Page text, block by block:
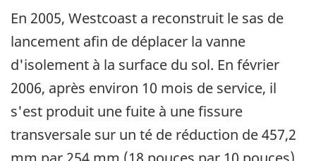
En 2005, Westcoast a reconstruit le sas de
lancement afin de déplacer la vanne
d'isolement à la surface du sol. En février
2006, après environ 10 mois de service, il
s'est produit une fuite à une fissure
transversale sur un té de réduction de 457,2